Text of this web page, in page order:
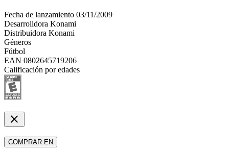
Fecha de lanzamiento 03/11/2009
Desarrolldora Konami
Distribuidora Konami
Géneros
Fútbol
EAN 0802645719206
Calificación por edades
close
COMPRAR EN